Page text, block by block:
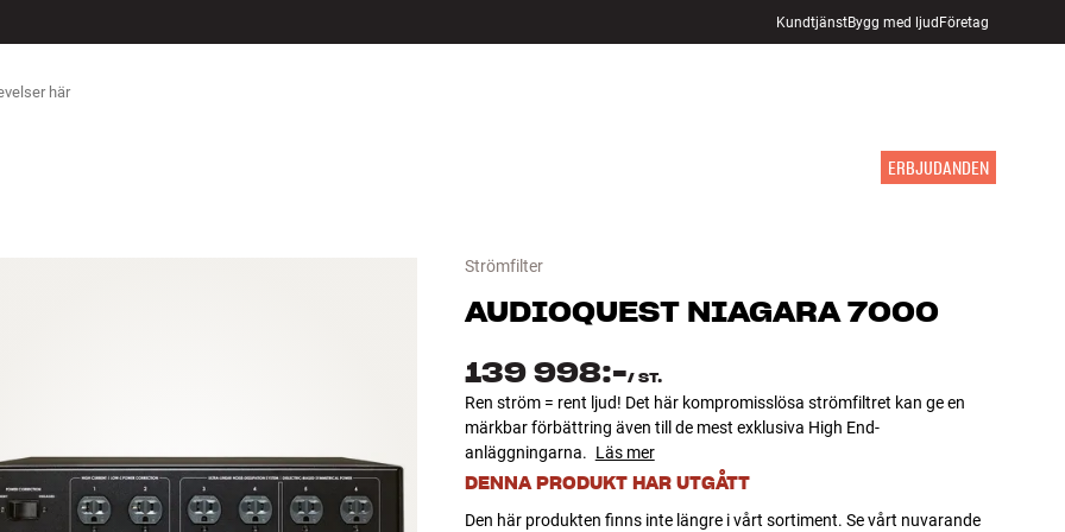
KundtjänstBygg med ljudFöretag
ERBJUDANDEN
Strömfilter
AUDIOQUEST NIAGARA 7000
139 998:-/ ST.
Ren ström = rent ljud! Det här kompromisslösa strömfiltret kan ge en
märkbar förbättring även till de mest exklusiva High End-
anläggningarna. Läs mer
DENNA PRODUKT HAR UTGÅTT
Den här produkten finns inte längre i vårt sortiment. Se vårt nuvarande